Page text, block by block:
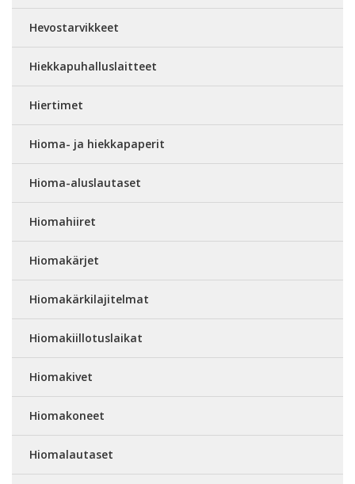
Hevostarvikkeet
Hiekkapuhalluslaitteet
Hiertimet
Hioma- ja hiekkapaperit
Hioma-aluslautaset
Hiomahiiret
Hiomakärjet
Hiomakärkilajitelmat
Hiomakiillotuslaikat
Hiomakivet
Hiomakoneet
Hiomalautaset